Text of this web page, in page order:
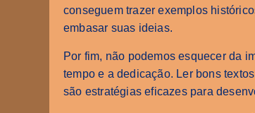
conseguem trazer exemplos
embasar suas ideias.
Por fim, não podemos esquecer da
tempo e a dedicação. Ler bons
são estratégias eficazes para